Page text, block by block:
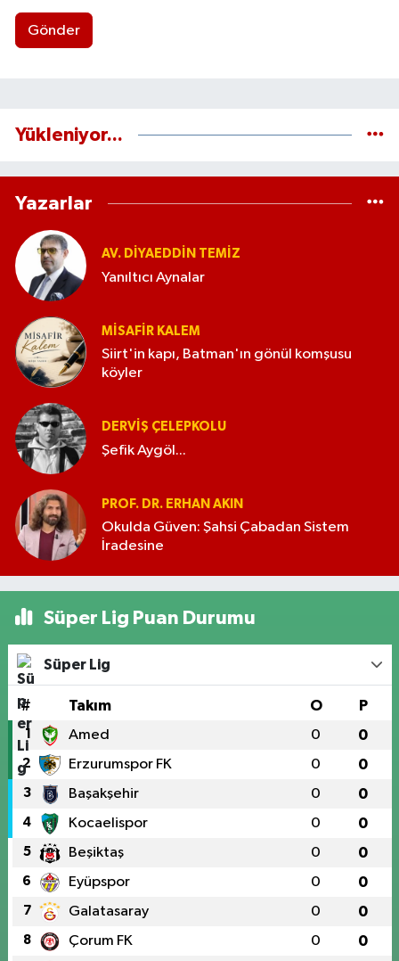
Gönder
Yükleniyor...
Yazarlar
AV. DIYAEDDIN TEMIZ
Yanıltıcı Aynalar
MISAFIR KALEM
Siirt'in kapı, Batman'ın gönül komşusu
köyler
DERVIŞ ÇELEPKOLU
Şefik Aygöl...
PROF. DR. ERHAN AKIN
Okulda Güven: Şahsi Çabadan Sistem
İradesine
Süper Lig Puan Durumu
Süper Lig
# Takım O P
1 Amed 0 0
2 Erzurumspor FK 0 0
3 Başakşehir 0 0
4 Kocaelispor 0 0
5 Beşiktaş 0 0
6 Eyüpspor 0 0
7 Galatasaray 0 0
8 Çorum FK 0 0